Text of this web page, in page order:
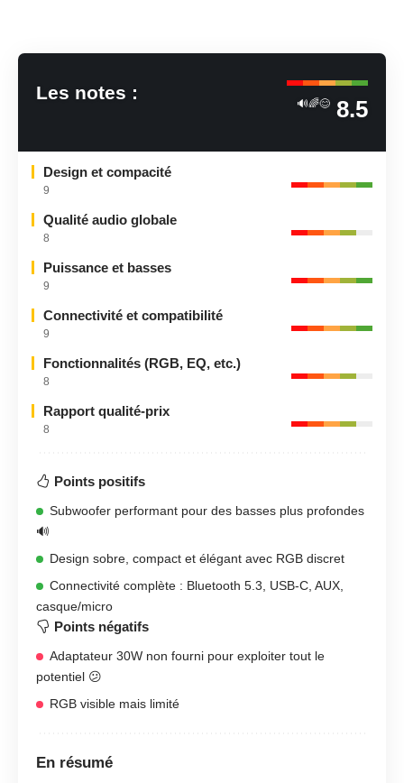
Les notes :
🔊🌈😊 8.5
Design et compacité
9
Qualité audio globale
8
Puissance et basses
9
Connectivité et compatibilité
9
Fonctionnalités (RGB, EQ, etc.)
8
Rapport qualité-prix
8
Points positifs
Subwoofer performant pour des basses plus profondes
🔊
Design sobre, compact et élégant avec RGB discret
Connectivité complète : Bluetooth 5.3, USB-C, AUX,
casque/micro
Points négatifs
Adaptateur 30W non fourni pour exploiter tout le
potentiel 😕
RGB visible mais limité
En résumé